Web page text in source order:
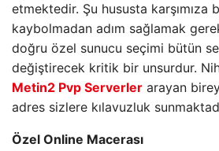
etmektedir. Şu hususta karşımıza
kaybolmadan adım sağlamak
doğru özel sunucu seçimi bütün
değiştirecek kritik bir unsurdur.
Metin2 Pvp Serverler arayan
adres sizlere kılavuzluk
Özel Online Macerası